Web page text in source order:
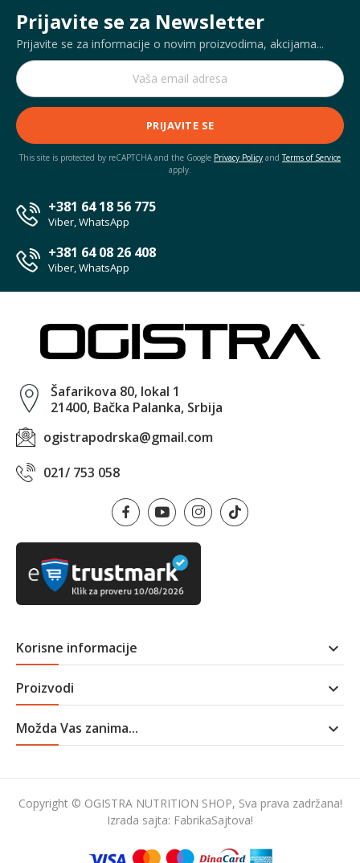
Prijavite se za Newsletter
Prijavite se za informacije o novim proizvodima, akcijama...
PRIJAVITE SE
This site is protected by reCAPTCHA and the Google Privacy Policy andTerms of Service
apply.
+381 64 18 56 775
Viber, WhatsApp
+381 64 08 26 408
Viber, WhatsApp
Šafarikova 80, lokal 1
21400, Bačka Palanka, Srbija
ogistrapodrska@gmail.com
021/ 753 058
Korisne informacije 
Proizvodi 
Možda Vas zanima... 
Copyright © OGISTRA NUTRITION SHOP, Sva prava zadržana!
Izrada sajta: FabrikaSajtova!